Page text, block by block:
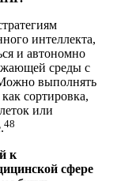
интеллекта,
и автономно
среды с
выполнять
сортировка,
или
48
к
сфере